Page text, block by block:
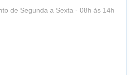
de Segunda a Sexta - 08h às 14h